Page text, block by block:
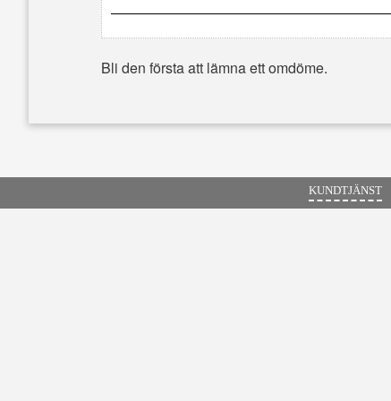
Bli den första att lämna ett omdöme.
KUNDTJÄNST